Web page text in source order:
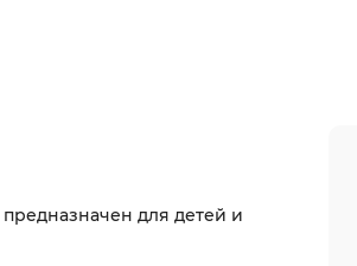
предназначен для детей и